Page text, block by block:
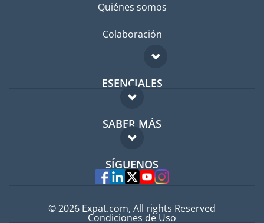
Quiénes somos
Colaboración
ESENCIALES
Foro para expatriados
Guía para expatriados
Trabajos en el extranjero
SABER MÁS
FAQ
Expertos
SÍGUENOS
© 2026 Expat.com, All rights Reserved
Condiciones de Uso